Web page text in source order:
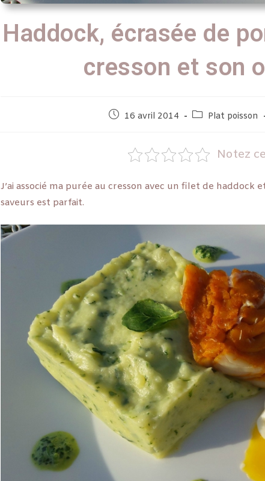
Haddock, écrasée de
cresson et son
16 avril 2014 Plat poisson
Notez
J’ai associé ma purée au cresson avec un filet de haddock
saveurs est parfait.